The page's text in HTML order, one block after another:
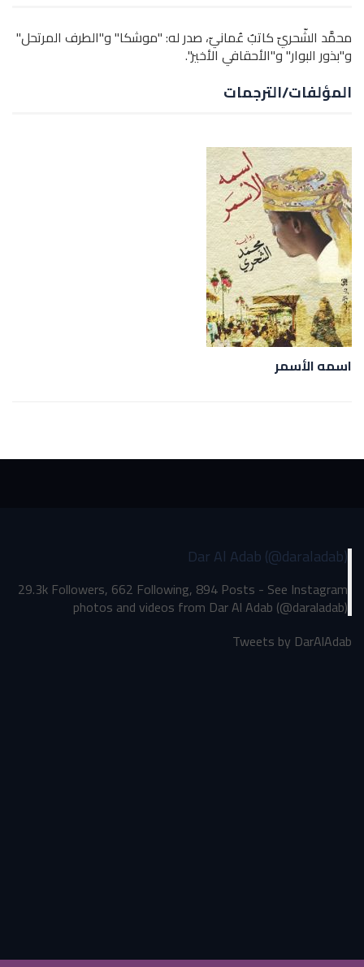
محمَّد الشّحريّ كاتبٌ عُمانيّ، صدر له: "موشكا" و"الطرف المرتحل"
و"بذور البوار" و"الأحقافي الأخير".
المؤلفات/الترجمات
اسمه الأسمر
Dar Al Adab (@daraladab)
29.3k Followers, 662 Following, 894 Posts - See Instagram
photos and videos from Dar Al Adab (@daraladab)
Tweets by DarAlAdab